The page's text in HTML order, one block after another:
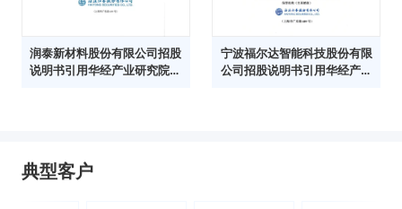
润泰新材料股份有限公司招股
说明书引用华经产业研究院数
宁波福尔达智能科技股份有限
公司招股说明书引用华经产业
典型客户